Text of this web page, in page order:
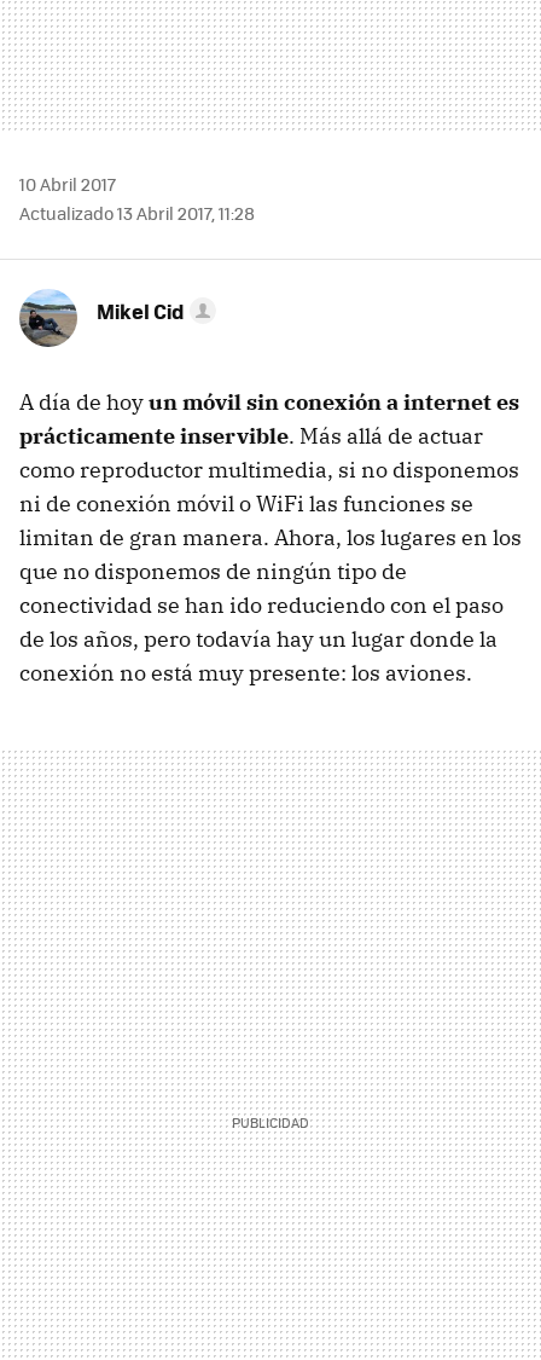
10 Abril 2017
Actualizado 13 Abril 2017, 11:28
Mikel Cid
A día de hoyun móvil sin conexión a internet es
prácticamente inservible. Más allá de actuar
como reproductor multimedia, si no disponemos
ni de conexión móvil o WiFi las funciones se
limitan de gran manera. Ahora, los lugares en los
que no disponemos de ningún tipo de
conectividad se han ido reduciendo con el paso
de los años, pero todavía hay un lugar donde la
conexión no está muy presente: los aviones.